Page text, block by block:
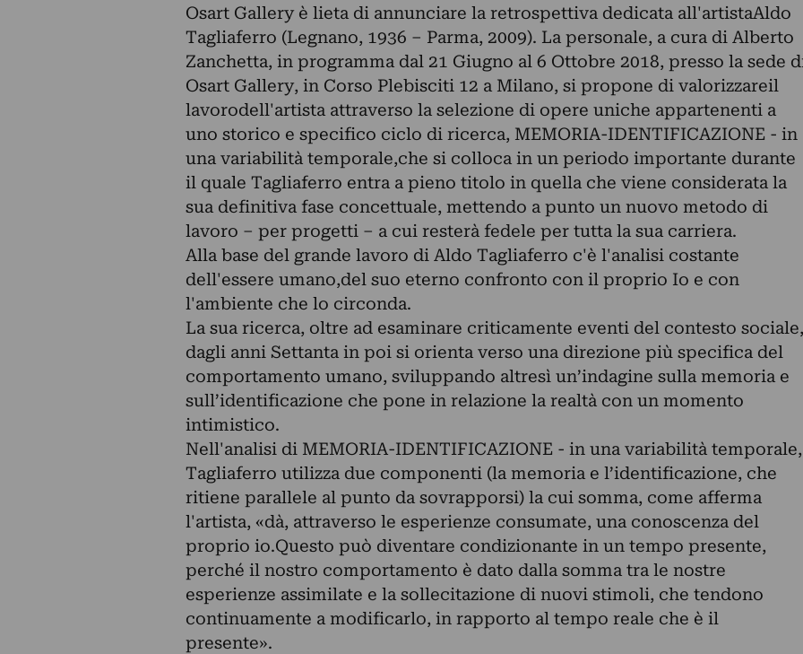
Osart Gallery è lieta di annunciare la retrospettiva dedicata all'artistaAldo
Tagliaferro (Legnano, 1936 – Parma, 2009). La personale, a cura di Alberto
Zanchetta, in programma dal 21 Giugno al 6 Ottobre 2018, presso la sede
Osart Gallery, in Corso Plebisciti 12 a Milano, si propone di valorizzareil
lavorodell'artista attraverso la selezione di opere uniche appartenenti a
uno storico e specifico ciclo di ricerca, MEMORIA-IDENTIFICAZIONE - in
una variabilità temporale,che si colloca in un periodo importante durante
il quale Tagliaferro entra a pieno titolo in quella che viene considerata la
sua definitiva fase concettuale, mettendo a punto un nuovo metodo di
lavoro – per progetti – a cui resterà fedele per tutta la sua carriera.
Alla base del grande lavoro di Aldo Tagliaferro c'è l'analisi costante
dell'essere umano,del suo eterno confronto con il proprio Io e con
l'ambiente che lo circonda.
La sua ricerca, oltre ad esaminare criticamente eventi del contesto sociale,
dagli anni Settanta in poi si orienta verso una direzione più specifica del
comportamento umano, sviluppando altresì un’indagine sulla memoria e
sull’identificazione che pone in relazione la realtà con un momento
intimistico.
Nell'analisi di MEMORIA-IDENTIFICAZIONE - in una variabilità temporale,
Tagliaferro utilizza due componenti (la memoria e l’identificazione, che
ritiene parallele al punto da sovrapporsi) la cui somma, come afferma
l'artista, «dà, attraverso le esperienze consumate, una conoscenza del
proprio io.Questo può diventare condizionante in un tempo presente,
perché il nostro comportamento è dato dalla somma tra le nostre
esperienze assimilate e la sollecitazione di nuovi stimoli, che tendono
continuamente a modificarlo, in rapporto al tempo reale che è il
presente».